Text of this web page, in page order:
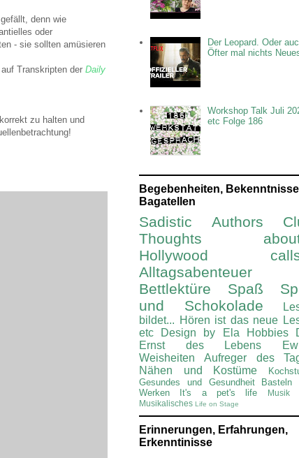
denn wie
oder
- sie sollten amüsieren
Transkripten der Daily
zu halten und
Der Leopard. Oder
Öfter mal nichts
Workshop Talk Juli
etc Folge 186
Begebenheiten,
Bagatellen
Sadistic Authors
Thoughts
Hollywood
Alltagsabenteuer
Bettlektüre
Spaß
und Schokolade
bildet... Hören ist das neue
etc
Design by Ela Hobbies
Ernst des Lebens
Weisheiten
Aufreger des
Nähen und Kostüme
Gesundes und Gesundheit
Basteln
Werken
It's a pet's life
Musik
Musikalisches Life on Stage
Erinnerungen, Erfahrungen,
Erkenntinisse